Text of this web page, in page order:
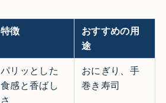
特徴
おすすめの用
途
パリッとした
食感と香ばし
さ
おにぎり、手
巻き寿司